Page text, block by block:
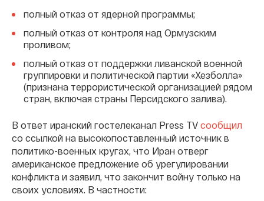
полный отказ от ядерной программы;
полный отказ от контроля над Ормузским
проливом;
полный отказ от поддержки ливанской военной
группировки и политической партии «Хезболла»
(признана террористической организацией рядом
стран, включая страны Персидского залива).
В ответ иранский гостелеканал Press TV сообщил
со ссылкой на высокопоставленный источник в
политико-военных кругах, что Иран отверг
американское предложение об урегулировании
конфликта и заявил, что закончит войну только на
своих условиях. В частности: